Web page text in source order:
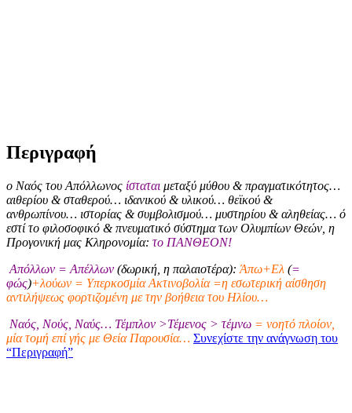
Περιγραφή
ο Ναός του Απόλλωνος ίσταται μεταξύ μύθου & πραγματικότητος…
αιθερίου & σταθερού… ιδανικού & υλικού… θεϊκού &
ανθρωπίνου… ιστορίας & συμβολισμού… μυστηρίου & αληθείας… ό
εστί το φιλοσοφικό & πνευματικό σύστημα των Ολυμπίων Θεών, η
Προγονική μας Κληρονομία: το ΠΑΝΘΕΟΝ!
Απόλλων = Απέλλων (δωρική, η παλαιοτέρα): Άπω+Ελ (=
φώς)+λούων = Υπερκοσμία Ακτινοβολία =η εσωτερική αίσθηση
αντιλήψεως φορτιζομένη με την βοήθεια του Ηλίου…
Ναός, Νούς, Ναύς… Τέμπλον >Τέμενος > τέμνω = νοητό πλοίον,
μία τομή επί γής με Θεία Παρουσία… Συνεχίστε την ανάγνωση του
“Περιγραφή”